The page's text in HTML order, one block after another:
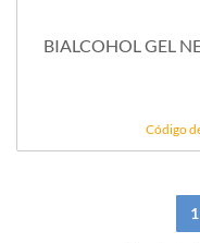
BIALCOHOL GEL
Código
1